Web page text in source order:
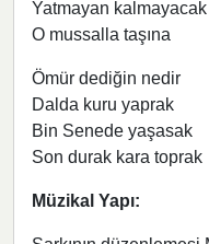
Yatmayan kalmayacak
O mussalla taşına
Ömür dediğin nedir
Dalda kuru yaprak
Bin Senede yaşasak
Son durak kara toprak
Müzikal Yapı: